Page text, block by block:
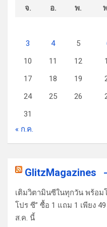
จ. อ. พ.
3
4 5
10
11 12
17
18 19
24
25 26
31
« ก.ค.
GlitzMagazines
เติมวิตามินซีในทุกวัน พร้อ
โปร ซี” ซื้อ 1 แถม 1 เพียง
ส.ค. นี้